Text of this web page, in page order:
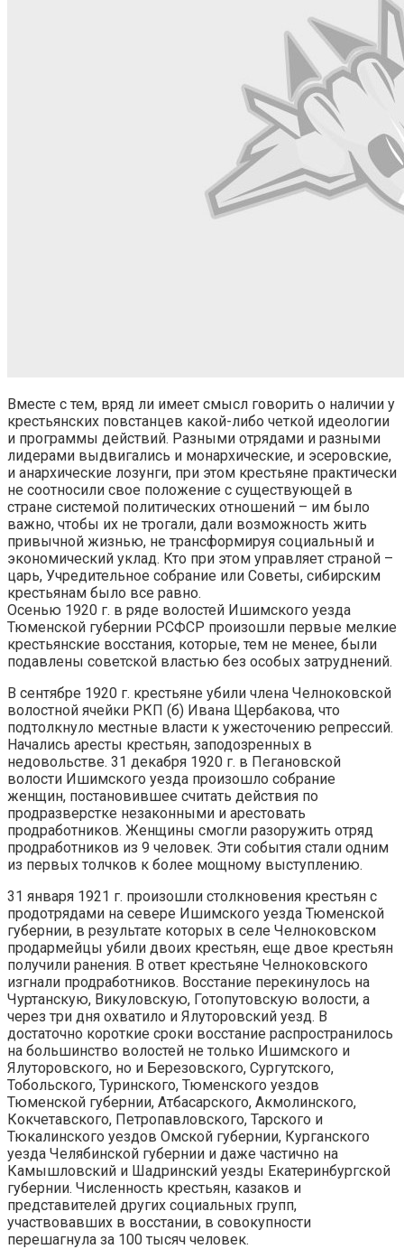
Вместе с тем, вряд ли имеет смысл говорить о наличии у
крестьянских повстанцев какой-либо четкой идеологии
и программы действий. Разными отрядами и разными
лидерами выдвигались и монархические, и эсеровские,
и анархические лозунги, при этом крестьяне практически
не соотносили свое положение с существующей в
стране системой политических отношений – им было
важно, чтобы их не трогали, дали возможность жить
привычной жизнью, не трансформируя социальный и
экономический уклад. Кто при этом управляет страной –
царь, Учредительное собрание или Советы, сибирским
крестьянам было все равно.
Осенью 1920 г. в ряде волостей Ишимского уезда
Тюменской губернии РСФСР произошли первые мелкие
крестьянские восстания, которые, тем не менее, были
подавлены советской властью без особых затруднений.
В сентябре 1920 г. крестьяне убили члена Челноковской
волостной ячейки РКП (б) Ивана Щербакова, что
подтолкнуло местные власти к ужесточению репрессий.
Начались аресты крестьян, заподозренных в
недовольстве. 31 декабря 1920 г. в Пегановской
волости Ишимского уезда произошло собрание
женщин, постановившее считать действия по
продразверстке незаконными и арестовать
продработников. Женщины смогли разоружить отряд
продработников из 9 человек. Эти события стали одним
из первых толчков к более мощному выступлению.
31 января 1921 г. произошли столкновения крестьян с
продотрядами на севере Ишимского уезда Тюменской
губернии, в результате которых в селе Челноковском
продармейцы убили двоих крестьян, еще двое крестьян
получили ранения. В ответ крестьяне Челноковского
изгнали продработников. Восстание перекинулось на
Чуртанскую, Викуловскую, Готопутовскую волости, а
через три дня охватило и Ялуторовский уезд. В
достаточно короткие сроки восстание распространилось
на большинство волостей не только Ишимского и
Ялуторовского, но и Березовского, Сургутского,
Тобольского, Туринского, Тюменского уездов
Тюменской губернии, Атбасарского, Акмолинского,
Кокчетавского, Петропавловского, Тарского и
Тюкалинского уездов Омской губернии, Курганского
уезда Челябинской губернии и даже частично на
Камышловский и Шадринский уезды Екатеринбургской
губернии. Численность крестьян, казаков и
представителей других социальных групп,
участвовавших в восстании, в совокупности
перешагнула за 100 тысяч человек.